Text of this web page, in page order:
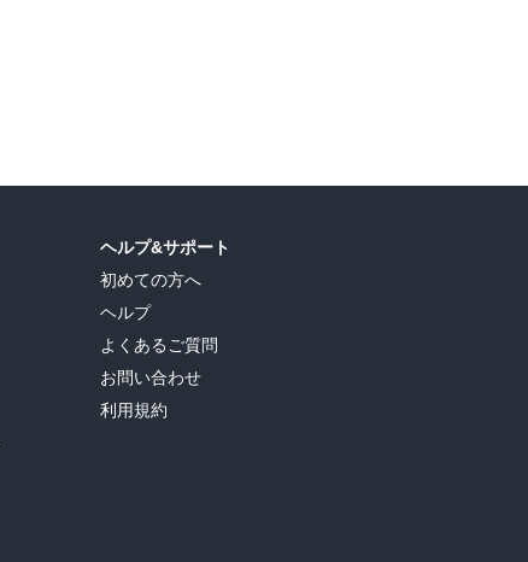
ヘルプ&サポート
初めての方へ
ヘルプ
よくあるご質問
お問い合わせ
利用規約